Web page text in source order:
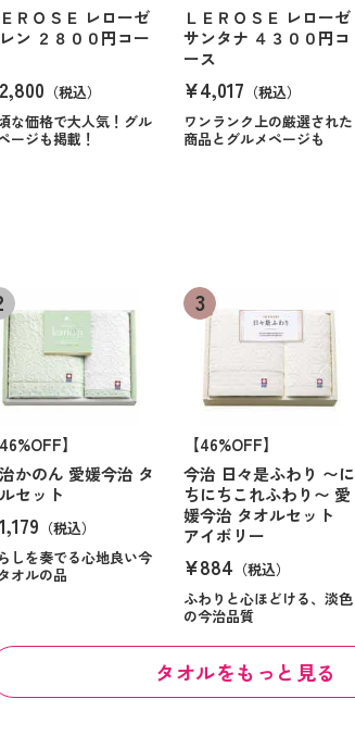
ＲＯＳＥ レローゼ
ン ２８００円コー
（税込）
な価格で大人気！グル
ージも掲載！
ＬＥＲＯＳＥ レローゼ
サンタナ ４３００円コ
ース
¥4,017 （税込）
ワンランク上の厳選された
商品とグルメページも
46%OFF】
かのん 愛媛今治 タ
セット
（税込）
しを奏でる心地良い今
オルの品
【46%OFF】
今治 日々是ふわり 〜に
ちにちこれふわり〜 愛
媛今治 タオルセット
アイボリー
¥884 （税込）
ふわりと心ほどける、淡色
の今治品質
タオルをもっと見る